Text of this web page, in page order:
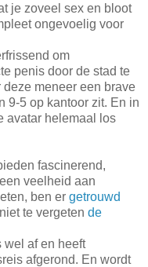
je zoveel sex en bloot
ongevoelig voor
om
penis door de stad te
meneer een brave
9-5 op kantoor zit. En in
avatar helemaal los
fascinerend,
veelheid aan
ben er getrouwd
te vergeten de
wel af en heeft
afgerond. En wordt